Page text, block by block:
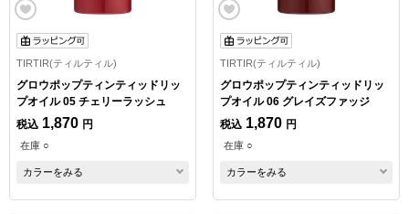
TIRTIR(ティルティル)
グロウポップティンティッドリッ
プオイル 05 チェリーラッシュ
税込 1,870 円
在庫 ○
カラーをみる
TIRTIR(ティルティル)
グロウポップティンティッドリッ
プオイル 06 グレイズファッジ
税込 1,870 円
在庫 ○
カラーをみる